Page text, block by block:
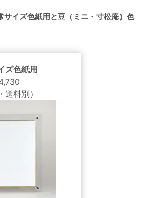
サイズ色紙用と豆（ミニ・寸松庵）色
ズ色紙用
送料別）